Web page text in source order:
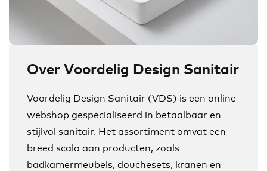
Over Voordelig Design Sanitair
Voordelig Design Sanitair (VDS) is een online
webshop gespecialiseerd in betaalbaar en
stijlvol sanitair. Het assortiment omvat een
breed scala aan producten, zoals
badkamermeubels, douchesets, kranen en